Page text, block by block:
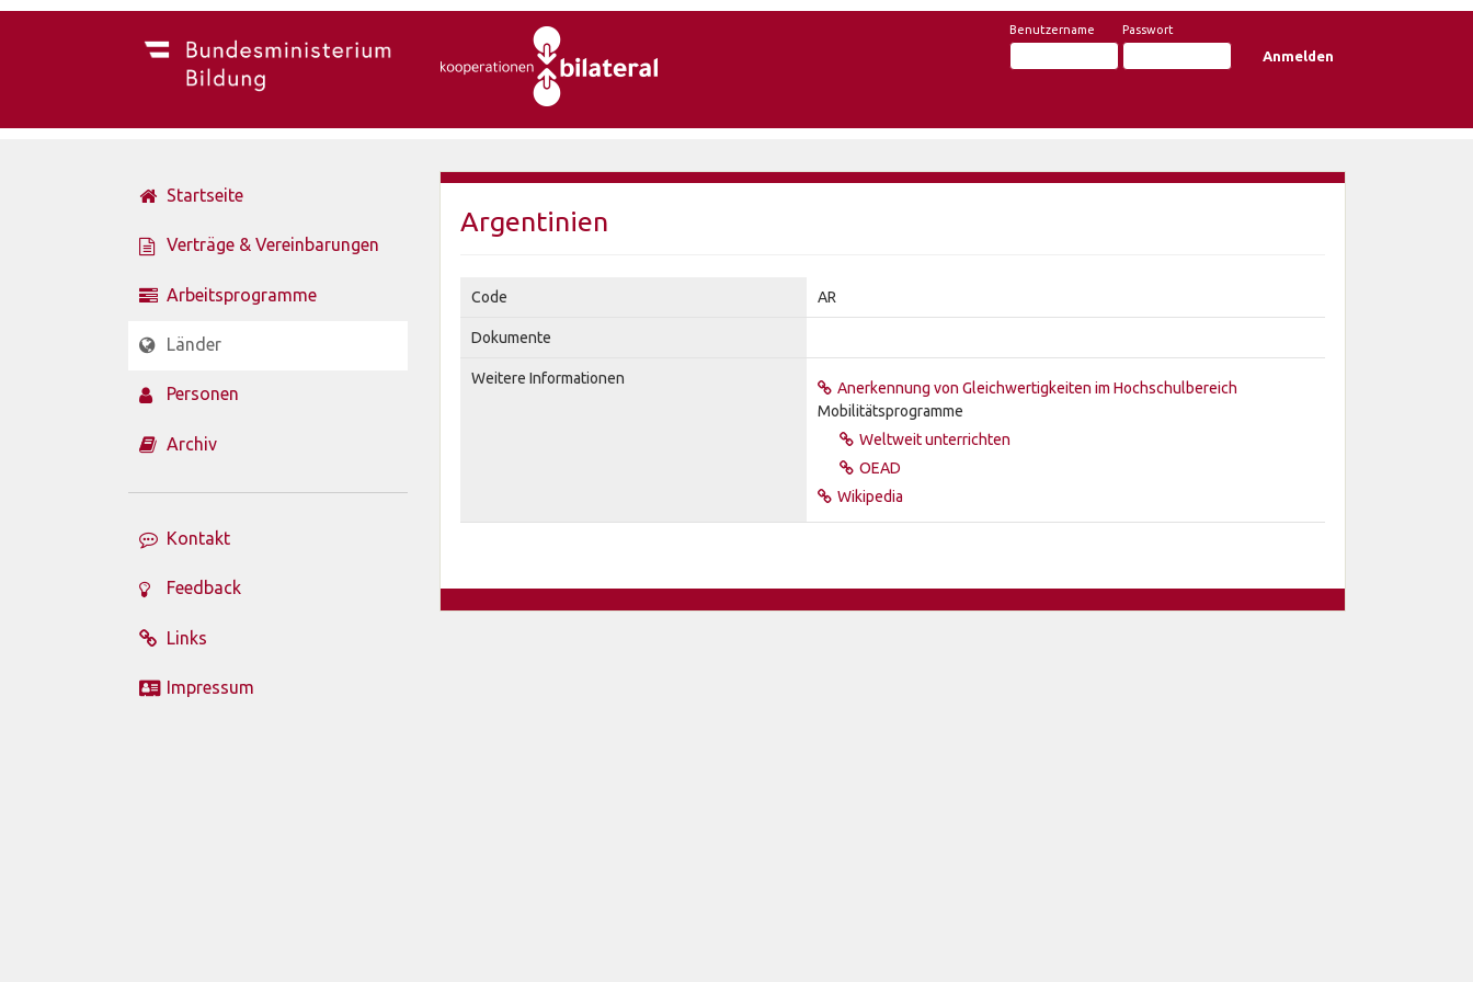
Benutzername Passwort
Startseite
Verträge & Vereinbarungen
Arbeitsprogramme
Länder
Personen
Archiv
Kontakt
Feedback
Links
Impressum
Argentinien
Code AR
Dokumente
Weitere Informationen
Anerkennung von Gleichwertigkeiten im Hochschulbereich
Mobilitätsprogramme
Weltweit unterrichten
OEAD
Wikipedia